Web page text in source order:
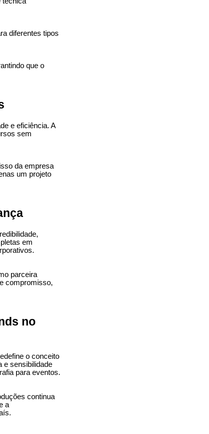
diferentes tipos
que o
e eficiência. A
sem
da empresa
um projeto
em
parceira
compromisso,
no
o conceito
e sensibilidade
para eventos.
continua
a